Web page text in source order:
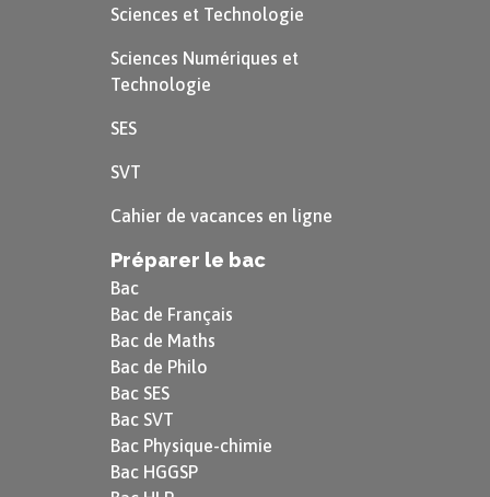
Sciences et Technologie
Sciences Numériques et
Technologie
SES
SVT
Cahier de vacances en ligne
Préparer le bac
Bac
Bac de Français
Bac de Maths
Bac de Philo
Bac SES
Bac SVT
Bac Physique-chimie
Bac HGGSP